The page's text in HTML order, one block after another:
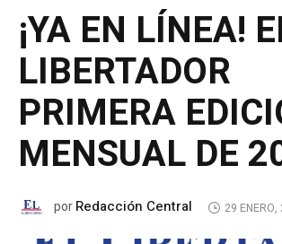
¡YA EN LÍNEA!
LIBERTADOR
PRIMERA
MENSUAL DE
porRedacción Central 29